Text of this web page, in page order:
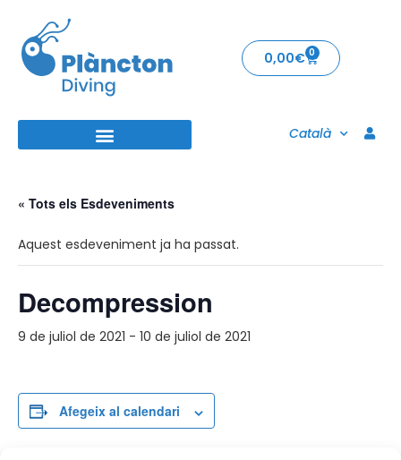
0,00€ 0
Català
« Tots els Esdeveniments
Aquest esdeveniment ja ha passat.
Decompression
9 de juliol de 2021 - 10 de juliol de 2021
Afegeix al calendari